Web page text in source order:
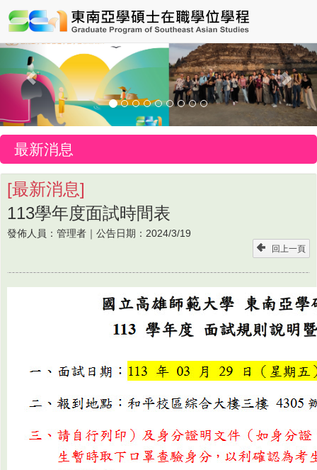
Previous
最新消息
[最新消息]
113學年度面試時間表
發佈人員： 管理者 ｜公告日期： 2024/3/19
回上一頁